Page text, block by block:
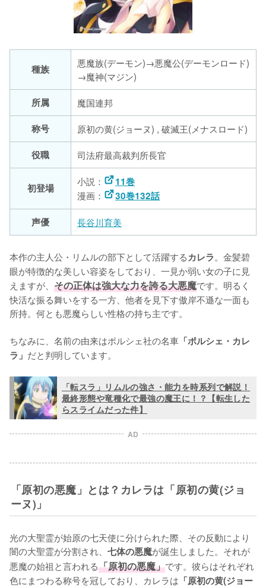
種族
悪魔族(デーモン)→悪魔公(デーモンロード)
→魔神(マジン)
所属
魔国連邦
称号
原初の黄(ジョーヌ) , 破滅王(メナスロード)
役職
司法府最高裁判所長官
初登場
小説：
11巻
漫画：
30巻132話
声優
長谷川育美
本作の主人公・リムルの部下として活躍するカレラ。金髪碧
眼が特徴的な美しい容姿をしており、一見か弱い女の子に見
えますが、 その正体は強大な力を誇る大悪魔です。明るく
快活な振る舞いをする一方、他者を見下す傲岸不遜な一面も
所持。何とも悪魔らしい性格の持ち主です。
ちなみに、名前の由来はポルシェ社の名車 「ポルシェ・カレ
ラ」 だと判明しています。
「転スラ」リムルの強さ・能力を時系列で解説！
最終形態や竜種化で最強の魔王に！？【転生した
らスライムだった件】
AD
「原初の悪魔」とは？カレラは「原初の黄(ジョ
ーヌ)」
光の大聖霊が始原の七天使に分けられた際、その反動により
闇の大聖霊が分割され、 七体の悪魔が誕生しました。それが
悪魔の始祖と言われる「原初の悪魔」です。彼らはそれぞれ
色にまつわる称号を冠しており、カレラは 「原初の黄(ジョー